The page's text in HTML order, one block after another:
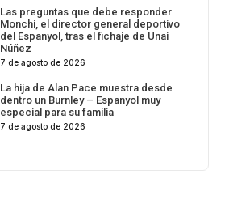
Las preguntas que debe responder
Monchi, el director general deportivo
del Espanyol, tras el fichaje de Unai
Núñez
7 de agosto de 2026
La hija de Alan Pace muestra desde
dentro un Burnley – Espanyol muy
especial para su familia
7 de agosto de 2026